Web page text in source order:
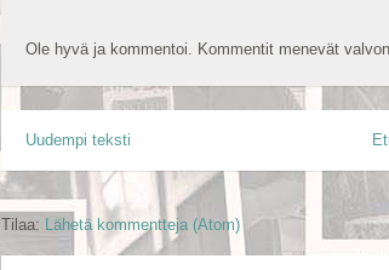
Ole hyvä ja kommentoi. Kommentit menevät
Uudempi teksti
Tilaa: Lähetä kommentteja (Atom)